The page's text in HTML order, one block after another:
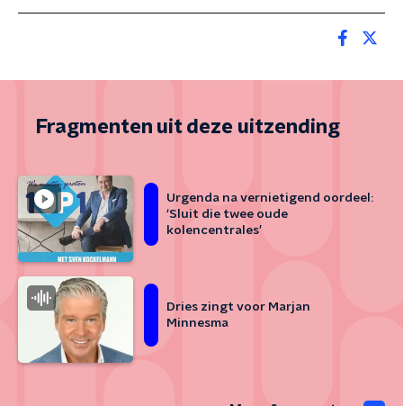
Fragmenten uit deze uitzending
Urgenda na vernietigend oordeel:
‘Sluit die twee oude
kolencentrales’
Dries zingt voor Marjan
Minnesma